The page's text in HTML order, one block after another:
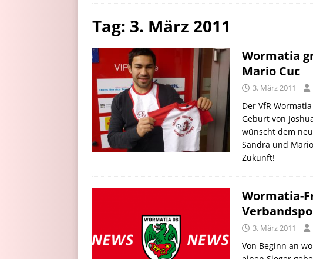
Tag: 3. März 2011
Wormatia
Mario Cuc
3. März 2011
Der VfR
Geburt von
wünscht dem
Sandra und
Zukunft!
Wormatia-
3. März 2011
Von Beginn an